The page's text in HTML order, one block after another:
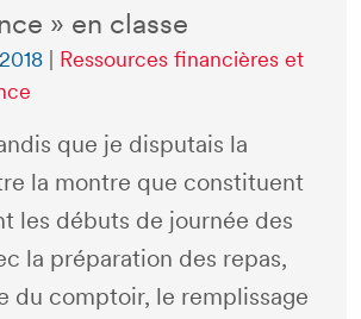
» en classe
| Ressources financières et
que je disputais la
la montre que constituent
les débuts de journée des
la préparation des repas,
du comptoir, le remplissage